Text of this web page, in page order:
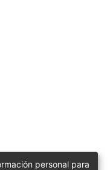
personal para